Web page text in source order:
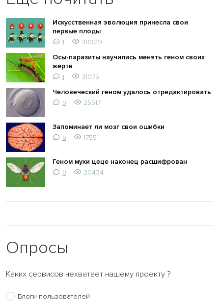
Искусственная эволюция принесла свои
первые плоды
1
38929
Осы-паразиты научились менять геном своих
жертв
1
31075
Человеческий геном удалось отредактировать
0 25517
Запоминает ли мозг свои ошибки
0 17551
Геном мухи цеце наконец расшифрован
0 20434
Опросы
Каких сервисов нехватает нашему проекту ?
Блоги пользователей